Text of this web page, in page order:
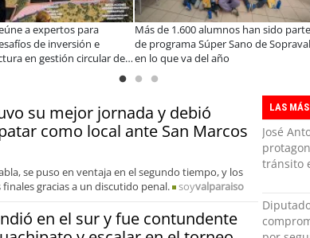
Más de 1.600 alumnos han sido parte
de programa Súper Sano de Sopraval
en lo que va del año
Estudiantes de la
tecnología para
operación de
su mejor jornada y debió
como local ante San Marcos
se puso en ventaja en el segundo tiempo, y los
gracias a un discutido penal.
soyvalparaiso
en el sur y fue contundente
LAS
José
tránsito